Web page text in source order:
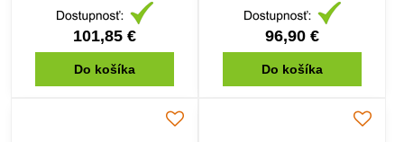
101,85 €
Do košíka
96,90 €
Do košíka